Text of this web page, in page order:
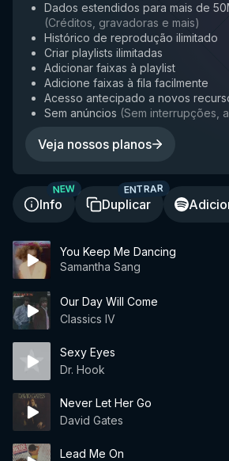
Dados estendidos para mais de
(Créditos, gravadoras e mais)
Histórico de reprodução ilimitado
Criar playlists ilimitadas
Adicionar faixas à playlist
Adicione faixas à fila facilmente
Acesso antecipado a novos
Sem anúncios (Sem interrupções,
Veja nossos planos
Info
NEW
Duplicar
ENTRAR
You Keep Me Dancing
Samantha Sang
Our Day Will Come
Classics IV
Sexy Eyes
Dr. Hook
Never Let Her Go
David Gates
Lead Me On